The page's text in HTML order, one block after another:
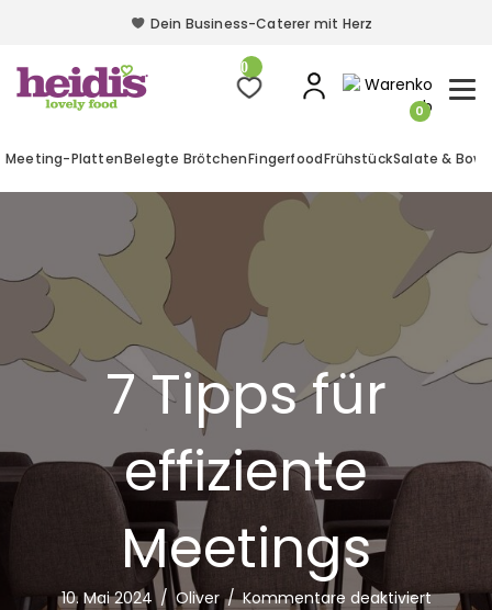
Dein Business-Caterer mit Herz
Dein Business-Caterer mit Herz
0
0
Meeting-PlattenBelegte BrötchenFingerfoodFrühstückSalate &
7 Tipps für
effiziente
Meetings
10. Mai 2024/Oliver/Kommentare deaktiviertfür